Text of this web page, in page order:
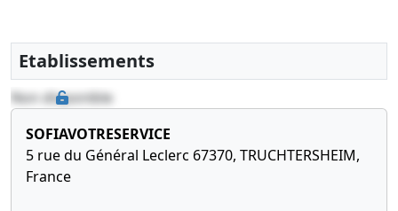
Etablissements
Non disponible
SOFIAVOTRESERVICE
5 rue du Général Leclerc 67370, TRUCHTERSHEIM,
France